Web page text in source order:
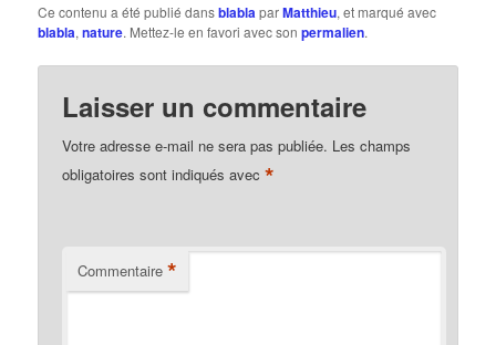
Ce contenu a été publié dansblablaparMatthieu, et marqué avec
blabla,nature. Mettez-le en favori avec sonpermalien.
Laisser un commentaire
Votre adresse e-mail ne sera pas publiée. Les champs
obligatoires sont indiqués avec*
Commentaire *